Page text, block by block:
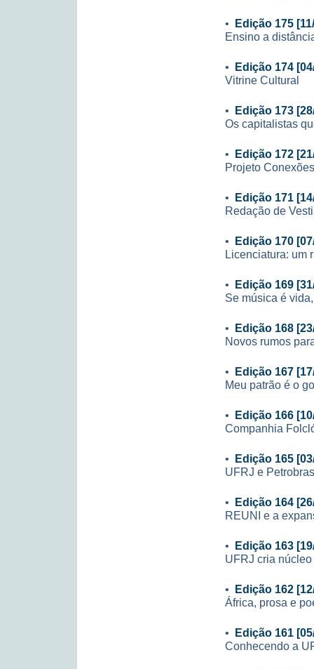
• Edição 175
Ensino a
• Edição 174
Vitrine Cultural
• Edição 173
Os capitalistas
• Edição 172
Projeto
• Edição 171
Redação de
• Edição 170
Licenciatura: um
• Edição 169
Se música é
• Edição 168
Novos rumos
• Edição 167
Meu patrão é o
• Edição 166
Companhia
• Edição 165
UFRJ e
• Edição 164
REUNI e a
• Edição 163
UFRJ cria
• Edição 162
África, prosa e
• Edição 161
Conhecendo a